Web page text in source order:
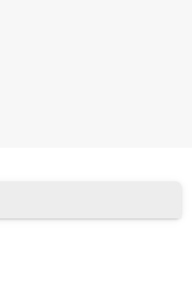
х 400 (мм);
фурнитура из Германии;
монтажа с доводчиками,
имеют форму квадрата,
7042/антик 24».
и красок. Это безопасный